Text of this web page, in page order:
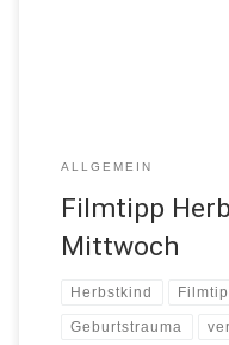
ALLGEMEIN
Filmtipp
Mittwoch
Herbstkind
Geburtstrauma